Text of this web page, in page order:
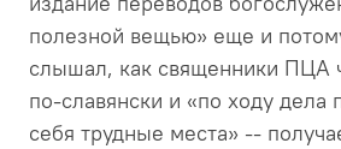
полезной вещью» еще и
слышал, как священники ПЦА
по-славянски и «по ходу дела
себя трудные места» --